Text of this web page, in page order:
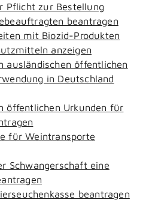
Pflicht zur Bestellung
beantragen
mit Biozid-Produkten
anzeigen
ausländischen öffentlichen
in Deutschland
öffentlichen Urkunden für
für Weintransporte
Schwangerschaft eine
beantragen